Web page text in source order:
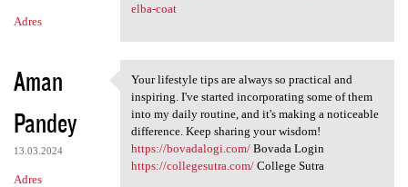
Adres
elba-coat
Aman
Pandey
13.03.2024
Adres
Your lifestyle tips are
Your lifestyle tips are always so practical and
inspiring. I've started incorporating some of them
into my daily routine, and it's making a noticeable
difference. Keep sharing your wisdom!
https://bovadalogi.com/Bovada Login
https://collegesutra.com/College Sutra